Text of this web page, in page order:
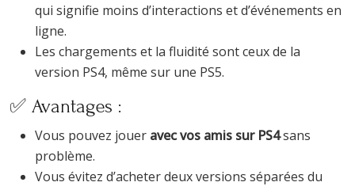
qui signifie moins d’interactions et d’événements en
ligne.
Les chargements et la fluidité sont ceux de la
version PS4, même sur une PS5.
✅ Avantages :
Vous pouvez jouer avec vos amis sur PS4sans
problème.
Vous évitez d’acheter deux versions séparées du